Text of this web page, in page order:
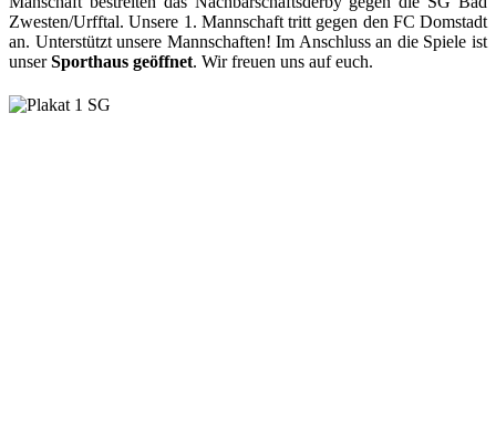
Zwesten/Urfftal. Unsere 1. Mannschaft tritt gegen den FC Domstadt
an. Unterstützt unsere Mannschaften! Im Anschluss an die Spiele ist
unserSporthaus geöffnet. Wir freuen uns auf euch.